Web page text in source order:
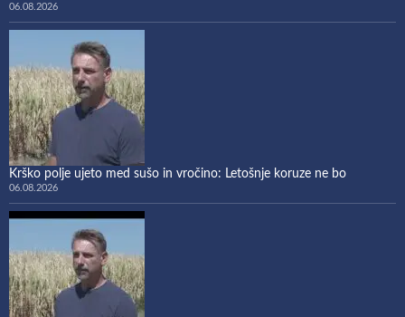
06.08.2026
Krško polje ujeto med sušo in vročino: Letošnje koruze ne bo
06.08.2026